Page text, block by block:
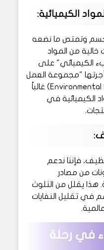
الكيميائية:
وتمتص ما نضعه
من المواد
الكيميائي" على
أجرتها "مجموعة العمل
البيئي" (Environmental Working Group - EWG) غالباً
الكيميائية في
فإننا ندعم
من مصادر
هذا يقلل من التلوث
في تقليل النفايات
في رحلة